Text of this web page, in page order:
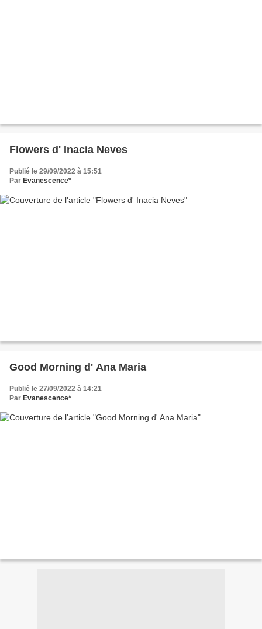
Flowers d' Inacia Neves
Publié le 29/09/2022 à 15:51
Par Evanescence*
Good Morning d' Ana Maria
Publié le 27/09/2022 à 14:21
Par Evanescence*